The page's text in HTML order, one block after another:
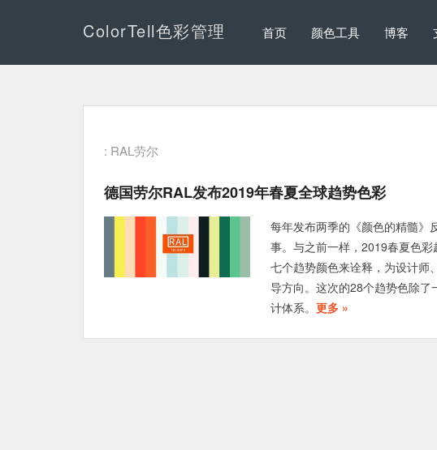
ColorTell色彩管理 首页 颜色工具 博客
: RAL劳尔
德国劳尔RAL发布2019年春夏全球趋势色彩
每年发布两季的《颜色的精髓》
事。与之前一样，2019春夏色
七个趋势颜色来诠释，为设计师
导方向。这次的28个趋势色除
计体系。 更多 »